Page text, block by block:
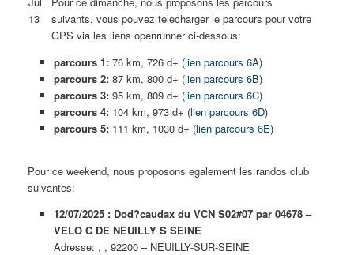
13
suivants, vous pouvez telecharger le parcours pour votre
GPS via les liens openrunner ci-dessous:
parcours 1:76 km, 726 d+ (lien parcours 6A)
parcours 2:87 km, 800 d+ (lien parcours 6B)
parcours 3:95 km, 809 d+ (lien parcours 6C)
parcours 4:104 km, 973 d+ (lien parcours 6D)
parcours 5:111 km, 1030 d+ (lien parcours 6E)
Pour ce weekend, nous proposons egalement les randos club
suivantes:
12/07/2025 : Dod?caudax du VCN S02#07 par 04678 –
VELO C DE NEUILLY S SEINE
Adresse: , , 92200 – NEUILLY-SUR-SEINE